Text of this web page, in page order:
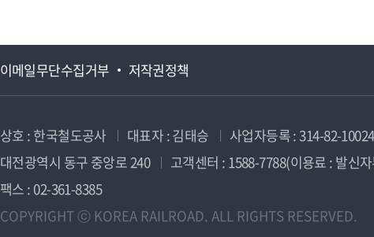
이메일무단수집거부 저작권정책
상호 : 한국철도공사 대표자 : 김태승 사업자등록 : 314-82-10024
대전광역시 동구 중앙로 240
고객센터 : 1588-7788(이용료 : 발신
팩스 : 02-361-8385
COPYRIGHT ⓒ KOREA RAILROAD. ALL RIGHTS RESERVED.